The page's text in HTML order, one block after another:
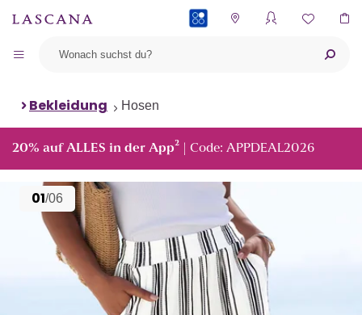
Bekleidung Hosen
20% auf ALLES in der App² | Code: APPDEAL2026
01/06